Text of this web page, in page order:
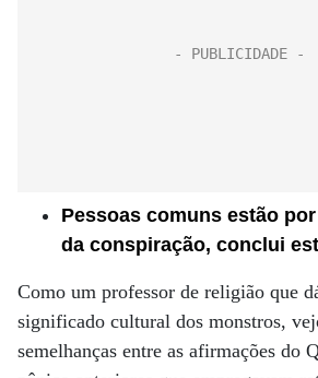
Pessoas comuns estão
da conspiração, conclui
Como um professor de religião que
significado cultural dos monstros,
semelhanças entre as afirmações do